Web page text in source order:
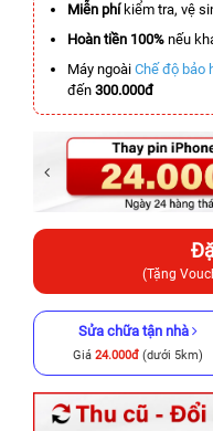
Miễn phíkiểm tra, vệ
Hoàn tiền 100% nếu
Máy ngoài Chế độ bảo
đến 300.000đ
(Tặng
Sửa chữa tận nhà
Giá 24.000đ(dưới 5km)